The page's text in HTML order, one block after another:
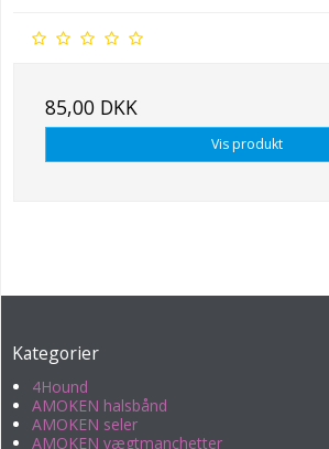
85,00 DKK
Vis produkt
Kategorier
4Hound
AMOKEN halsbånd
AMOKEN seler
AMOKEN vægtmanchetter